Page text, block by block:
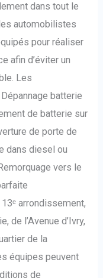
dans tout le
automobilistes
pour réaliser
afin d’éviter un
Les
batterie
de batterie sur
de porte de
dans diesel ou
vers le
arrondissement,
de l’Avenue d’Ivry,
de la
équipes peuvent
de